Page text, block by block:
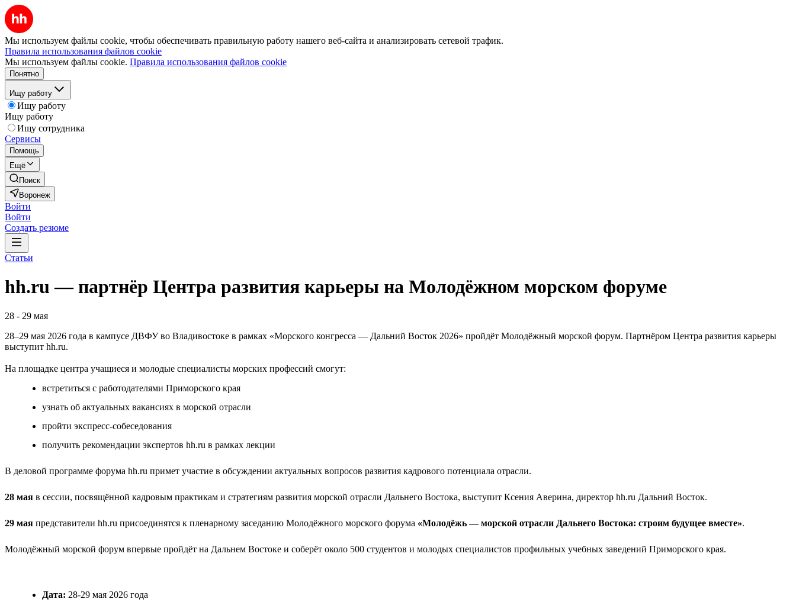
Мы используем файлы cookie, чтобы обеспечивать правильную работу нашего веб-сайта и анализировать сетевой трафик.
Правила использования файлов cookie
Мы используем файлы cookie. Правила использования файлов cookie
Понятно
Ищу работу
Ищу работу
Ищу работу
Ищу сотрудника
Сервисы
Помощь
Ещё
Поиск
Воронеж
Войти
Войти
Создать резюме
Статьи
hh.ru — партнёр Центра развития карьеры на Молодёжном морском форуме
28 - 29 мая
28–29 мая 2026 года в кампусе ДВФУ во Владивостоке в рамках «Морского конгресса — Дальний Восток 2026» пройдёт Молодёжный морской форум. Партнёром Центра развития карьеры
выступит hh.ru.
На площадке центра учащиеся и молодые специалисты морских профессий смогут:
встретиться с работодателями Приморского края
узнать об актуальных вакансиях в морской отрасли
пройти экспресс-собеседования
получить рекомендации экспертов hh.ru в рамках лекции
В деловой программе форума hh.ru примет участие в обсуждении актуальных вопросов развития кадрового потенциала отрасли.
28 мая в сессии, посвящённой кадровым практикам и стратегиям развития морской отрасли Дальнего Востока, выступит Ксения Аверина, директор hh.ru Дальний Восток.
29 мая представители hh.ru присоединятся к пленарному заседанию Молодёжного морского форума «Молодёжь — морской отрасли Дальнего Востока: строим будущее вместе».
Молодёжный морской форум впервые пройдёт на Дальнем Востоке и соберёт около 500 студентов и молодых специалистов профильных учебных заведений Приморского края.
Дата: 28-29 мая 2026 года